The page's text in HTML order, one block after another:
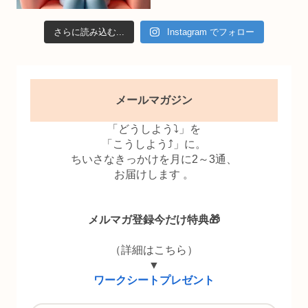
さらに読み込む... Instagram でフォロー
メールマガジン
「どうしよう⤵」を
「こうしよう⤴」に。
ちいさなきっかけを月に2～3通、
お届けします 。
メルマガ登録今だけ特典🎁
（詳細はこちら）
▼
ワークシートプレゼント